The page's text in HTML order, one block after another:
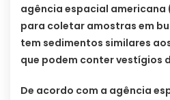
agência espacial americana
para coletar amostras em
tem sedimentos similares
que podem conter vestígios
De acordo com a agência